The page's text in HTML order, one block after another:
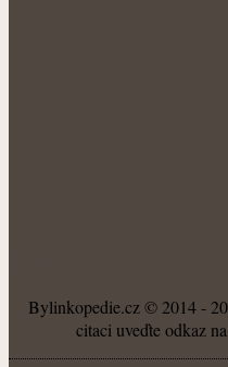
Bylinkopedie.cz © 2014 -
citaci uveďte odkaz